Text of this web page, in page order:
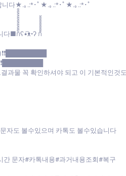
니다★.｡.:*･ﾟ★.｡.:*･ﾟ★.｡.:*･ﾟ
다■ก็็็็็็็็็็็็็ʕ•͡ᴥ•ʔ ก้้้้้้้้้้้
과물 꼭 확인하셔야 되고 이 기본적인
자도 볼수있으며 카톡도 볼수있습니다
간 문자#카톡내용#과거내용조회#복구